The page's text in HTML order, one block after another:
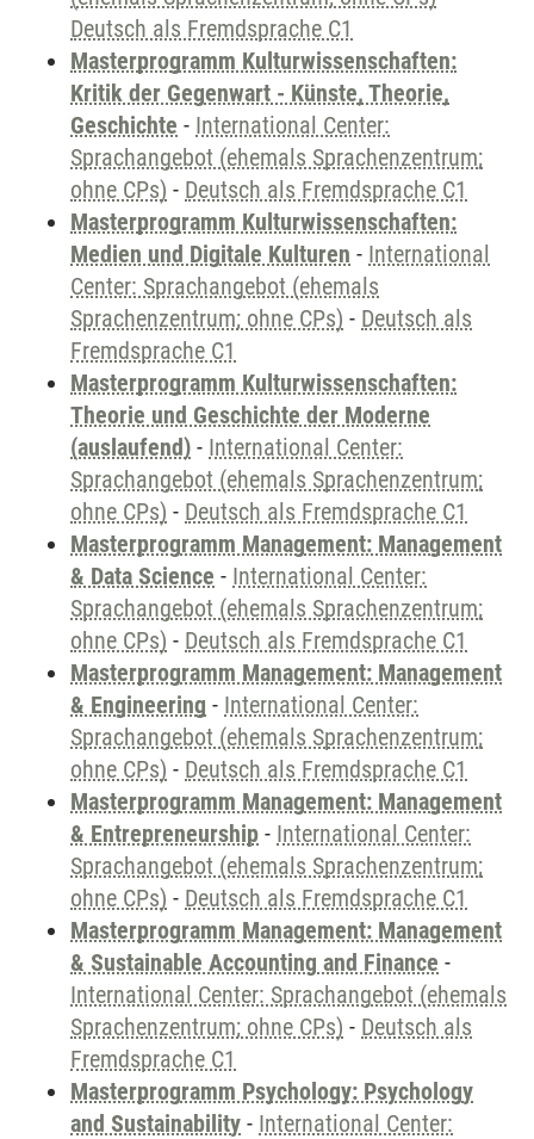
Deutsch als Fremdsprache C1
Masterprogramm Kulturwissenschaften:
Kritik der Gegenwart - Künste, Theorie,
Geschichte - International Center:
Sprachangebot (ehemals Sprachenzentrum;
ohne CPs) - Deutsch als Fremdsprache C1
Masterprogramm Kulturwissenschaften:
Medien und Digitale Kulturen - International
Center: Sprachangebot (ehemals
Sprachenzentrum; ohne CPs) - Deutsch als
Fremdsprache C1
Masterprogramm Kulturwissenschaften:
Theorie und Geschichte der Moderne
(auslaufend) - International Center:
Sprachangebot (ehemals Sprachenzentrum;
ohne CPs) - Deutsch als Fremdsprache C1
Masterprogramm Management: Management
& Data Science - International Center:
Sprachangebot (ehemals Sprachenzentrum;
ohne CPs) - Deutsch als Fremdsprache C1
Masterprogramm Management: Management
& Engineering - International Center:
Sprachangebot (ehemals Sprachenzentrum;
ohne CPs) - Deutsch als Fremdsprache C1
Masterprogramm Management: Management
& Entrepreneurship - International Center:
Sprachangebot (ehemals Sprachenzentrum;
ohne CPs) - Deutsch als Fremdsprache C1
Masterprogramm Management: Management
& Sustainable Accounting and Finance -
International Center: Sprachangebot (ehemals
Sprachenzentrum; ohne CPs) - Deutsch als
Fremdsprache C1
Masterprogramm Psychology: Psychology
and Sustainability - International Center: